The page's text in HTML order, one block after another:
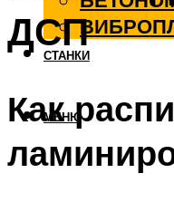
СТАНКИ
МЕНЮ
ДСП
Как